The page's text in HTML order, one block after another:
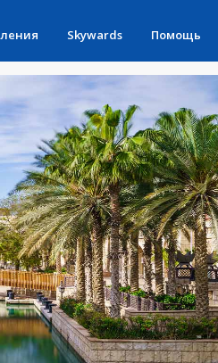
Skywards Помощь